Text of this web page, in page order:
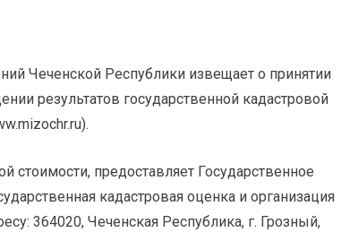
Чеченской Республики извещает о принятии
результатов государственной кадастровой
стоимости, предоставляет Государственное
кадастровая оценка и организация
364020, Чеченская Республика, г. Грозный,